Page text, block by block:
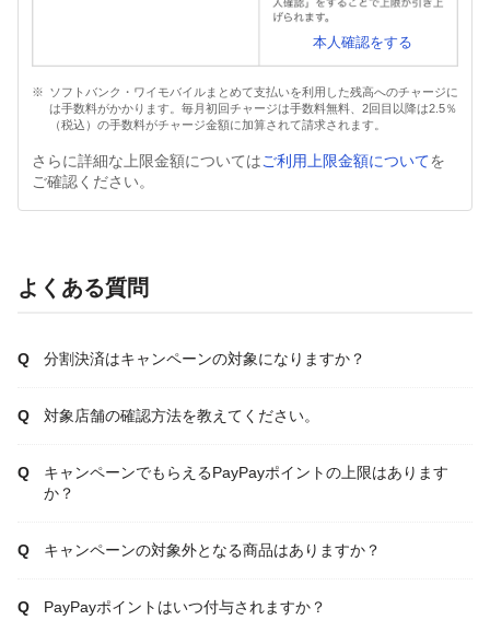
本人確認をする
ソフトバンク・ワイモバイルまとめて支払いを利用した残高へのチャージに
は手数料がかかります。毎月初回チャージは手数料無料、2回目以降は2.5％
（税込）の手数料がチャージ金額に加算されて請求されます。
さらに詳細な上限金額についてはご利用上限金額についてを
ご確認ください。
よくある質問
分割決済はキャンペーンの対象になりますか？
対象店舗の確認方法を教えてください。
キャンペーンでもらえるPayPayポイントの上限はあります
か？
キャンペーンの対象外となる商品はありますか？
PayPayポイントはいつ付与されますか？